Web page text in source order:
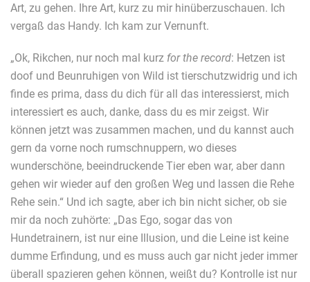
Art, zu gehen. Ihre Art, kurz zu mir hinüberzuschauen. Ich
vergaß das Handy. Ich kam zur Vernunft.
„Ok, Rikchen, nur noch mal kurz for the record: Hetzen ist
doof und Beunruhigen von Wild ist tierschutzwidrig und ich
finde es prima, dass du dich für all das interessierst, mich
interessiert es auch, danke, dass du es mir zeigst. Wir
können jetzt was zusammen machen, und du kannst auch
gern da vorne noch rumschnuppern, wo dieses
wunderschöne, beeindruckende Tier eben war, aber dann
gehen wir wieder auf den großen Weg und lassen die Rehe
Rehe sein.“ Und ich sagte, aber ich bin nicht sicher, ob sie
mir da noch zuhörte: „Das Ego, sogar das von
Hundetrainern, ist nur eine Illusion, und die Leine ist keine
dumme Erfindung, und es muss auch gar nicht jeder immer
überall spazieren gehen können, weißt du? Kontrolle ist nur